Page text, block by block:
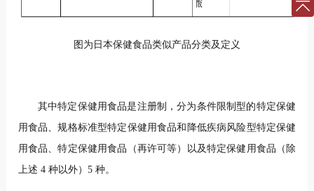
图为日本保健食品类似产品分类及定义
其中特定保健用食品是注册制，分为条件限制型的特定保健
用食品、规格标准型特定保健用食品和降低疾病风险型特定保健
用食品、特定保健用食品（再许可等）以及特定保健用食品（除
上述 4 种以外）5 种。